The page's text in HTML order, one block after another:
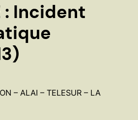
: Incident
– ALAI – TELESUR – LA